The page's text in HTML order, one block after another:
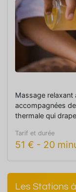
Massage
accompagnées
thermale qui
Tarif et durée
51 € - 20
Les Stations